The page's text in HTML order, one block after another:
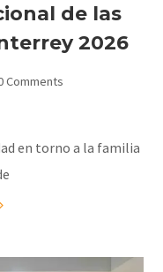
de las
2026
Comments
en torno a la familia